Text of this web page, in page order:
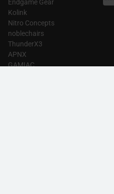
Endgame Gear
Kolink
Nitro Concepts
noblechairs
ThunderX3
APNX
GAMIAC